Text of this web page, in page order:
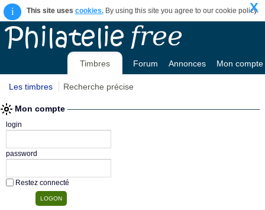
i This site uses cookies.By using this site you agree to our cookie policy.
X
Timbres Forum Annonces Mon compte
Les timbres Recherche précise
Mon compte
login
password
Restez connecté